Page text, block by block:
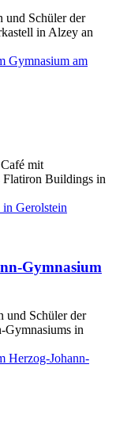
und Schüler der
in Alzey an
Gymnasium am
mit
Flatiron Buildings in
Gerolstein
Gymnasium
und Schüler der
Gymnasiums in
Herzog-Johann-